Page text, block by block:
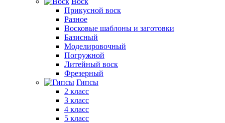
Прикусной воск
Разное
Восковые шаблоны и заготовки
Базисный
Моделировочный
Погружной
Литейный воск
Фрезерный
Гипсы
2 класс
3 класс
4 класс
5 класс